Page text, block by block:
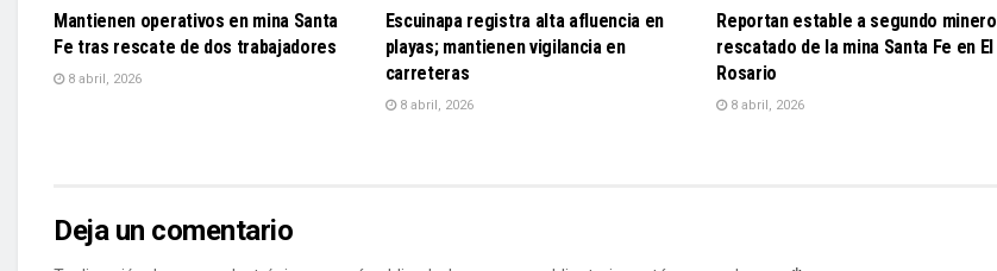
Mantienen operativos en mina Santa
Fe tras rescate de dos trabajadores
8 abril, 2026
Escuinapa registra alta afluencia en
playas; mantienen vigilancia en
carreteras
8 abril, 2026
Reportan estable a segundo minero
rescatado de la mina Santa Fe en El
Rosario
8 abril, 2026
Deja un comentario